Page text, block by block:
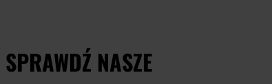
NASZE